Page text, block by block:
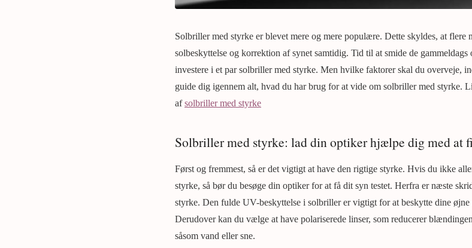
Solbriller med styrke er blevet mere og mere populære. Dette skyldes, at flere
solbeskyttelse og korrektion af synet samtidig. Tid til at smide de
investere i et par solbriller med styrke. Men hvilke faktorer skal du overveje,
guide dig igennem alt, hvad du har brug for at vide om solbriller med styrke.
afsolbriller med styrke
Solbriller med styrke: lad din optiker hjælpe dig med at
Først og fremmest, så er det vigtigt at have den rigtige styrke. Hvis du ikke
styrke, så bør du besøge din optiker for at få dit syn testet. Herfra er næste
styrke. Den fulde UV-beskyttelse i solbriller er vigtigt for at beskytte dine
Derudover kan du vælge at have polariserede linser, som reducerer
såsom vand eller sne.